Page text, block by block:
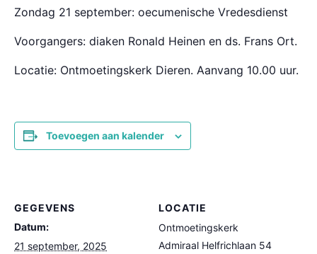
Zondag 21 september: oecumenische Vredesdienst
Voorgangers: diaken Ronald Heinen en ds. Frans Ort.
Locatie: Ontmoetingskerk Dieren. Aanvang 10.00 uur.
Toevoegen aan kalender
GEGEVENS
Datum:
21 september, 2025
LOCATIE
Ontmoetingskerk
Admiraal Helfrichlaan 54